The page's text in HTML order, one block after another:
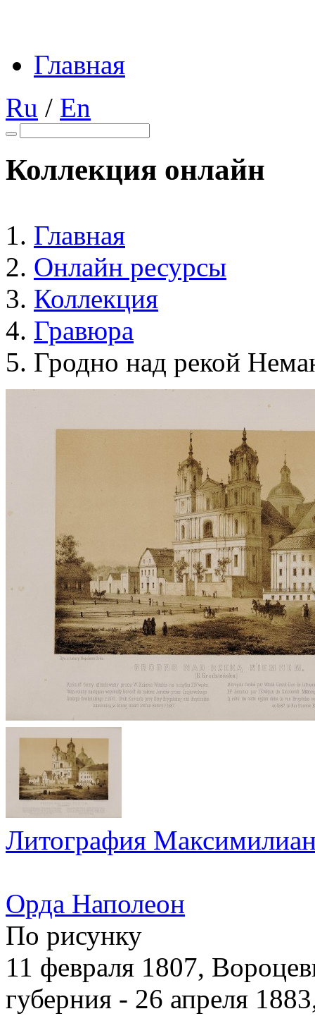
Главная
Ru / En
Коллекция онлайн
Главная
Онлайн ресурсы
Коллекция
Гравюра
Гродно над рекой
Литография
Орда Наполеон
По рисунку
11 февраля 1807,
губерния - 26 апреля